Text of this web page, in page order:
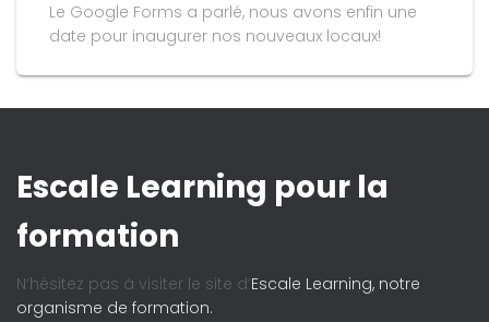
Le Google Forms a parlé, nous avons enfin une
date pour inaugurer nos nouveaux locaux!
Escale Learning pour la
formation
N’hésitez pas à visiter le site d’Escale Learning, notre
organisme de formation.